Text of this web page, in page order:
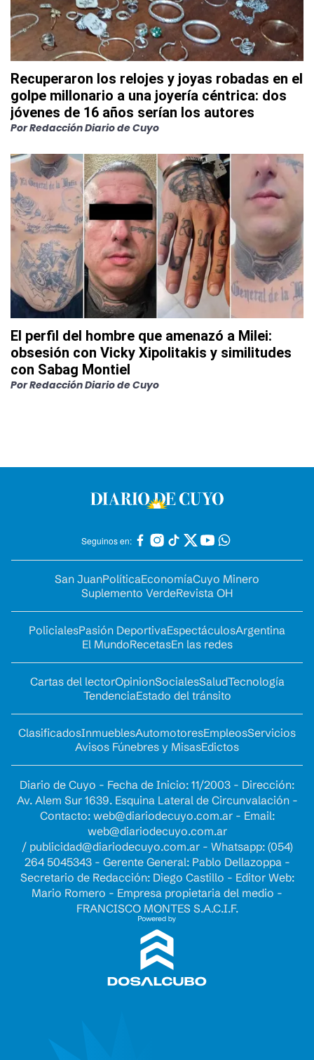
Recuperaron los relojes y joyas robadas en el
golpe millonario a una joyería céntrica: dos
jóvenes de 16 años serían los autores
PorRedacción Diario de Cuyo
El perfil del hombre que amenazó a Milei:
obsesión con Vicky Xipolitakis y similitudes
con Sabag Montiel
PorRedacción Diario de Cuyo
Seguinos en:
San JuanPolíticaEconomíaCuyo Minero
Suplemento VerdeRevista OH
PolicialesPasión DeportivaEspectáculosArgentina
El MundoRecetasEn las redes
Cartas del lectorOpinionSocialesSaludTecnología
TendenciaEstado del tránsito
ClasificadosInmueblesAutomotoresEmpleosServicios
Avisos Fúnebres y MisasEdictos
Diario de Cuyo - Fecha de Inicio: 11/2003 - Dirección:
Av. Alem Sur 1639. Esquina Lateral de Circunvalación -
Contacto: web@diariodecuyo.com.ar- Email:
web@diariodecuyo.com.ar
/ publicidad@diariodecuyo.com.ar- Whatsapp: (054)
264 5045343 - Gerente General: Pablo Dellazoppa -
Secretario de Redacción: Diego Castillo - Editor Web:
Mario Romero - Empresa propietaria del medio -
FRANCISCO MONTES S.A.C.I.F.